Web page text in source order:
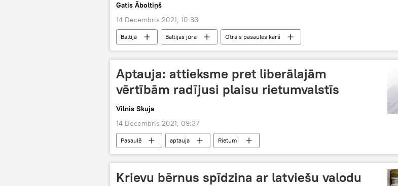
Gatis Āboltiņš
14 Decembris 2021, 10:33
Baltijā Baltijas jūra Otrais pasaules karš
Aptauja: attieksme pret liberālajām
vērtībām radījusi plaisu rietumvalstīs
Vilnis Skuja
14 Decembris 2021, 09:37
Pasaulē aptauja Rietumi
Krievu bērnus spīdzina ar latviešu valodu